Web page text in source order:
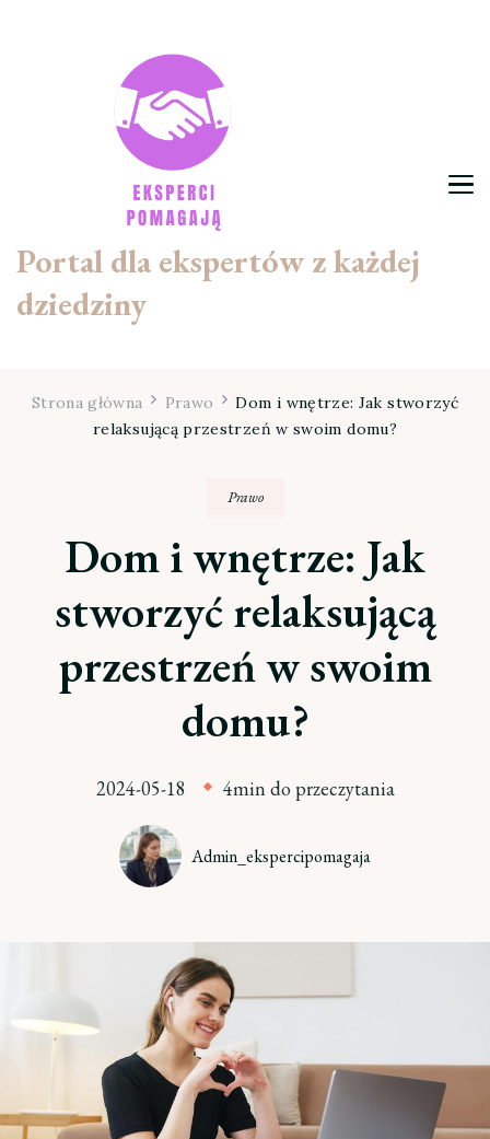
Portal dla ekspertów z każdej
dziedziny
Strona główna Prawo
Dom i wnętrze: Jak stworzyć
relaksującą przestrzeń w swoim domu?
Prawo
Dom i wnętrze: Jak
stworzyć relaksującą
przestrzeń w swoim
domu?
2024-05-18 4min do przeczytania
Admin_ekspercipomagaja